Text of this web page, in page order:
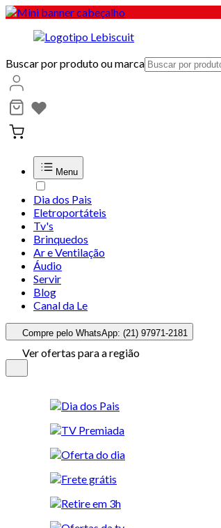
Buscar por produto ou marca
Menu
Dia dos Pais
Eletroportáteis
Tv's
Brinquedos
Ar e Ventilação
Áudio
Servir
Blog
Canal da Le
Compre pelo WhatsApp: (21) 97971-2181
Ver ofertas para a região